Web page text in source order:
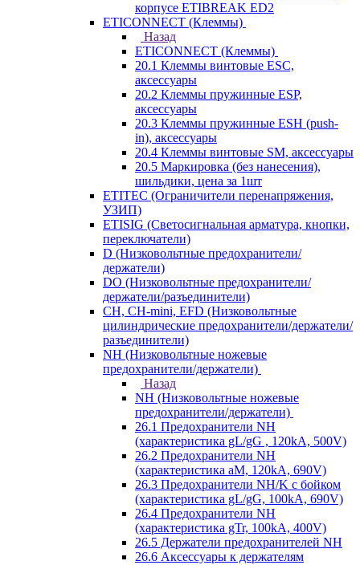
корпусе ETIBREAK ED2
ETICONNECT (Клеммы)
Назад
ETICONNECT (Клеммы)
20.1 Клеммы винтовые ESC,
аксессуары
20.2 Клеммы пружинные ESP,
аксессуары
20.3 Клеммы пружинные ESH (push-
in), аксессуары
20.4 Клеммы винтовые SM, аксессуары
20.5 Маркировка (без нанесения),
шильдики, цена за 1шт
ETITEC (Ограничители перенапряжения,
УЗИП)
ETISIG (Светосигнальная арматура, кнопки,
переключатели)
D (Низковольтные предохранители/
держатели)
DO (Низковольтные предохранители/
держатели/разъединители)
CH, CH-mini, EFD (Низковольтные
цилиндрические предохранители/держатели/
разъединители)
NH (Низковольтные ножевые
предохранители/держатели)
Назад
NH (Низковольтные ножевые
предохранители/держатели)
26.1 Предохранители NH
(характеристика gL/gG , 120kA, 500V)
26.2 Предохранители NH
(характеристика aM, 120kA, 690V)
26.3 Предохранители NH/K с бойком
(характеристика gL/gG, 100kA, 690V)
26.4 Предохранители NH
(характеристика gTr, 100kA, 400V)
26.5 Держатели предохранителей NH
26.6 Аксессуары к держателям